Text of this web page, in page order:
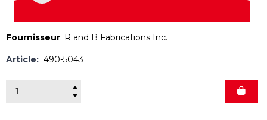
Fournisseur: R and B Fabrications Inc.
Article: 490-5043